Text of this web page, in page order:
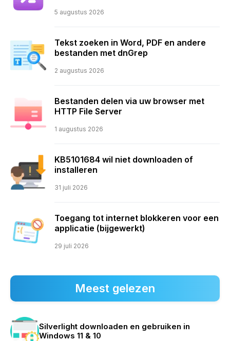
5 augustus 2026
Tekst zoeken in Word, PDF en andere
bestanden met dnGrep
2 augustus 2026
Bestanden delen via uw browser met
HTTP File Server
1 augustus 2026
KB5101684 wil niet downloaden of
installeren
31 juli 2026
Toegang tot internet blokkeren voor een
applicatie (bijgewerkt)
29 juli 2026
Meest gelezen
Silverlight downloaden en gebruiken in
Windows 11 & 10